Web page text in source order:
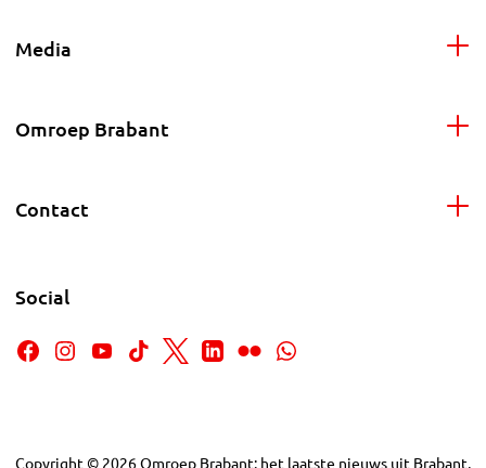
Media
Omroep Brabant
Contact
Social
Copyright © 2026Omroep Brabant: het laatste nieuws uit Brabant,